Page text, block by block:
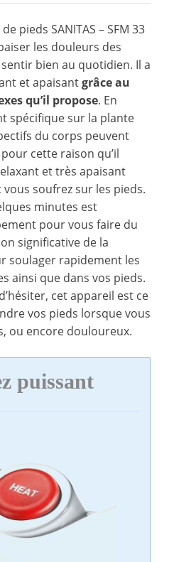
pieds SANITAS – SFM 33
les douleurs des
bien au quotidien. Il a
et apaisantgrâce au
qu’il propose. En
spécifique sur la plante
du corps peuvent
cette raison qu’il
et très apaisant
soufrez sur les pieds.
minutes est
pour vous faire du
significative de la
soulager rapidement les
ainsi que dans vos pieds.
cet appareil est ce
vos pieds lorsque vous
ou encore douloureux.
puissant